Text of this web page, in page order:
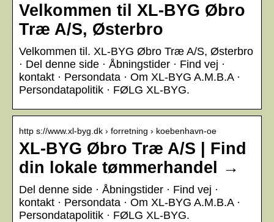
Velkommen til XL-BYG Øbro
Træ A/S, Østerbro
Velkommen til. XL-BYG Øbro Træ A/S, Østerbro
· Del denne side · Åbningstider · Find vej ·
kontakt · Persondata · Om XL-BYG A.M.B.A ·
Persondatapolitik · FØLG XL-BYG.
http s://www.xl-byg.dk › forretning › koebenhavn-oe
XL-BYG Øbro Træ A/S | Find
din lokale tømmerhandel →
Del denne side · Åbningstider · Find vej ·
kontakt · Persondata · Om XL-BYG A.M.B.A ·
Persondatapolitik · FØLG XL-BYG.